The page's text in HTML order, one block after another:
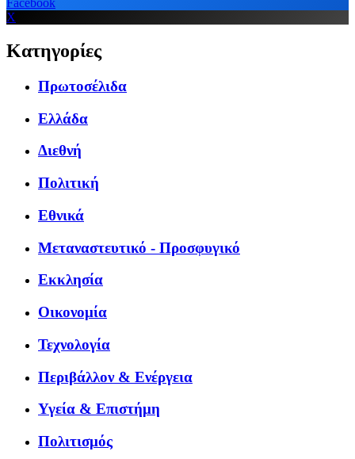
Facebook
X
Κατηγορίες
Πρωτοσέλιδα
Ελλάδα
Διεθνή
Πολιτική
Εθνικά
Μεταναστευτικό - Προσφυγικό
Εκκλησία
Οικονομία
Τεχνολογία
Περιβάλλον & Ενέργεια
Υγεία & Επιστήμη
Πολιτισμός